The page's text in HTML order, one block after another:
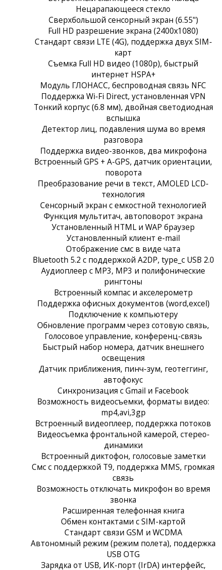
Нецарапающееся стекло
Сверхбольшой сенсорный экран (6.55")
Full HD разрешение экрана (2400x1080)
Стандарт связи LTE (4G), поддержка двух SIM-
карт
Съемка Full HD видео (1080p), быстрый
интернет HSPA+
Модуль ГЛОНАСС, беспроводная связь NFC
Поддержка Wi-Fi Direct, установленная VPN
Тонкий корпус (6.8 мм), двойная светодиодная
вспышка
Детектор лиц, подавления шума во время
разговора
Поддержка видео-звонков, два микрофона
Встроенный GPS + A-GPS, датчик ориентации,
поворота
Преобразование речи в текст, AMOLED LCD-
технология
Сенсорный экран c емкостной технологией
Функция мультитач, автоповорот экрана
Установленный HTML и WAP браузер
Установленный клиент e-mail
Отображение смс в виде чата
Bluetooth 5.2 с поддержкой A2DP, type_c USB 2.0
Аудиоплеер с MP3, MP3 и полифонические
рингтоны
Встроенный компас и акселерометр
Поддержка офисных документов (word,excel)
Подключение к компьютеру
Обновление программ через сотовую связь,
Голосовое управление, конференц-связь
Быстрый набор номера, датчик внешнего
освещения
Датчик приближения, пинч-зум, геотеггинг,
автофокус
Синхронизация с Gmail и Facebook
Возможность видеосъемки, форматы видео:
mp4,avi,3gp
Встроенный видеоплеер, поддержка потоков
Видеосъемка фронтальной камерой, стерео-
динамики
Встроенный диктофон, голосовые заметки
Смс с поддержкой Т9, поддержка MMS, громкая
связь
Возможность отключать микрофон во время
звонка
Расширенная телефонная книга
Обмен контактами с SIM-картой
Стандарт связи GSM и WCDMA
Автономный режим (режим полета), поддержка
USB OTG
Зарядка от USB, ИК-порт (IrDA) интерфейс,